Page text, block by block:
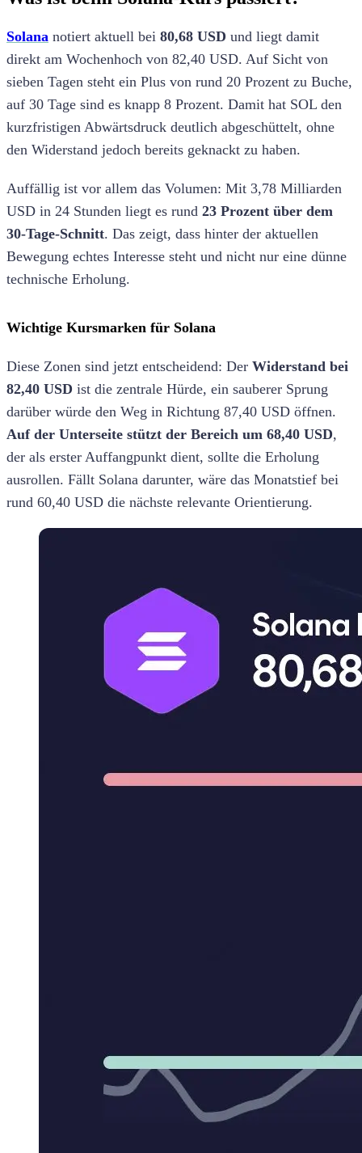
Solana notiert aktuell bei 80,68 USD und liegt damit
direkt am Wochenhoch von 82,40 USD. Auf Sicht von
sieben Tagen steht ein Plus von rund 20 Prozent zu Buche,
auf 30 Tage sind es knapp 8 Prozent. Damit hat SOL den
kurzfristigen Abwärtsdruck deutlich abgeschüttelt, ohne
den Widerstand jedoch bereits geknackt zu haben.
Auffällig ist vor allem das Volumen: Mit 3,78 Milliarden
USD in 24 Stunden liegt es rund 23 Prozent über dem
30-Tage-Schnitt. Das zeigt, dass hinter der aktuellen
Bewegung echtes Interesse steht und nicht nur eine dünne
technische Erholung.
Wichtige Kursmarken für Solana
Diese Zonen sind jetzt entscheidend: Der Widerstand bei
82,40 USD ist die zentrale Hürde, ein sauberer Sprung
darüber würde den Weg in Richtung 87,40 USD öffnen.
Auf der Unterseite stützt der Bereich um 68,40 USD,
der als erster Auffangpunkt dient, sollte die Erholung
ausrollen. Fällt Solana darunter, wäre das Monatstief bei
rund 60,40 USD die nächste relevante Orientierung.